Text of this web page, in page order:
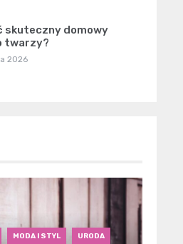
skuteczny domowy
twarzy?
2026
MODA I STYL URODA